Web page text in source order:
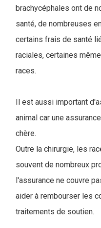
brachycéphales ont de
santé, de nombreuses
certains frais de santé
raciales, certaines
races.
Il est aussi important
animal car une
chère.
Outre la chirurgie, les
souvent de nombreux
l'assurance ne couvre
aider à rembourser les
traitements de soutien.